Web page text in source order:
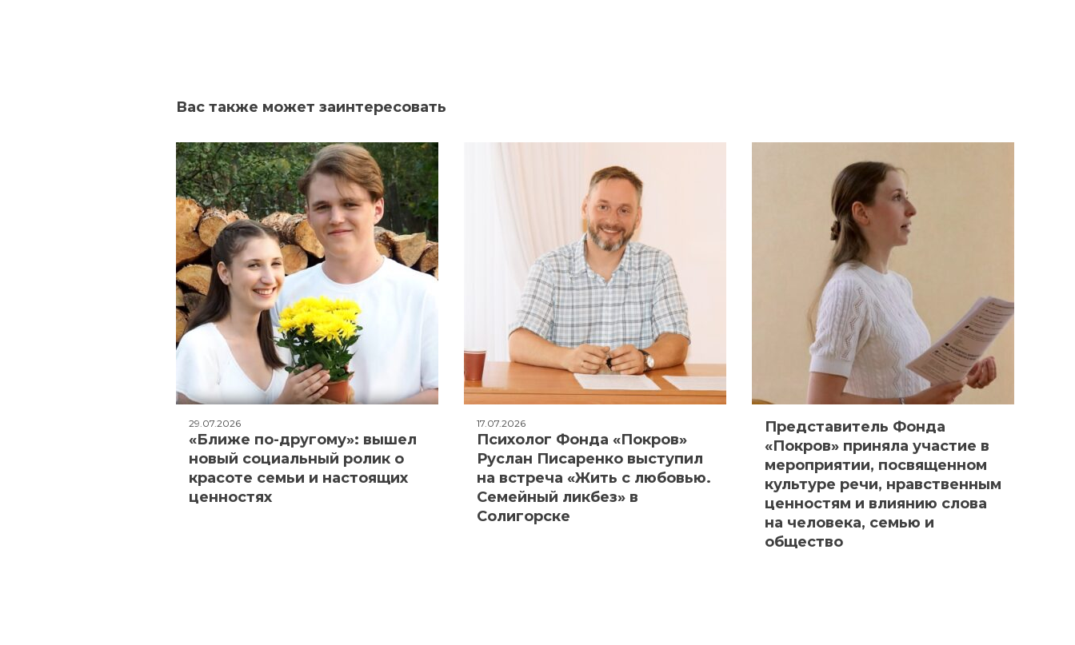
Вас также может заинтересовать
29.07.2026
«Ближе по-другому»: вышел
новый социальный ролик о
красоте семьи и настоящих
ценностях
17.07.2026
Психолог Фонда «Покров»
Руслан Писаренко выступил
на встреча «Жить с любовью.
Семейный ликбез» в
Солигорске
Представитель Фонда
«Покров» приняла участие в
мероприятии, посвященном
культуре речи, нравственным
ценностям и влиянию слова
на человека, семью и
общество